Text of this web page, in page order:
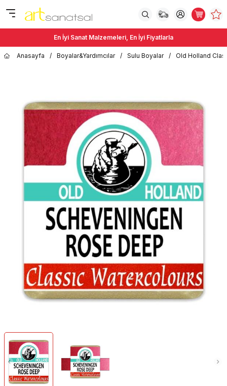
En İyi Sanat Malzemeleri, En İyi Fiyatlarla
Anasayfa / Boyalar&Yardımcılar / Sulu Boyalar / Old Holland